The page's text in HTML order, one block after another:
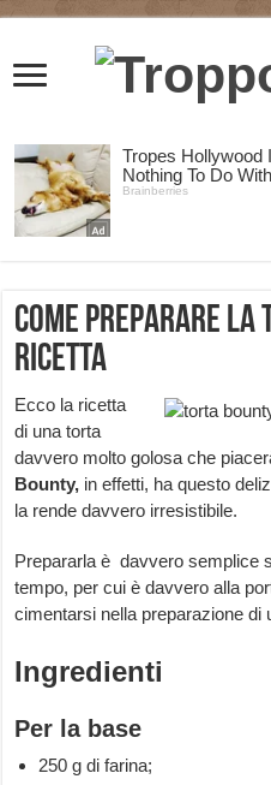
Come preparare
ricetta
Ecco la ricetta
di una torta
davvero molto golosa che
Bounty, in effetti, ha questo
la rende davvero irresistibile.
Prepararla è davvero semplice
tempo, per cui è davvero alla
cimentarsi nella preparazione di
Ingredienti
Per la base
250 g di farina;